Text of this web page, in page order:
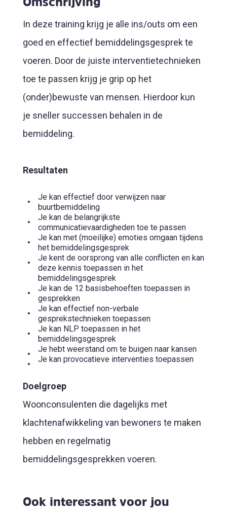
In deze training krijg je alle ins/outs om een
goed en effectief bemiddelingsgesprek te
voeren. Door de juiste interventietechnieken
toe te passen krijg je grip op het
(onder)bewuste van mensen. Hierdoor kun
je sneller successen behalen in de
bemiddeling.
Resultaten
Je kan effectief door verwijzen naar
buurtbemiddeling
Je kan de belangrijkste
communicatievaardigheden toe te passen
Je kan met (moeilijke) emoties omgaan tijdens
het bemiddelingsgesprek
Je kent de oorsprong van alle conflicten en kan
deze kennis toepassen in het
bemiddelingsgesprek
Je kan de 12 basisbehoeften toepassen in
gesprekken
Je kan effectief non-verbale
gesprekstechnieken toepassen
Je kan NLP toepassen in het
bemiddelingsgesprek
Je hebt weerstand om te buigen naar kansen
Je kan provocatieve interventies toepassen
Doelgroep
Woonconsulenten die dagelijks met
klachtenafwikkeling van bewoners te maken
hebben en regelmatig
bemiddelingsgesprekken voeren.
Ook interessant voor jou